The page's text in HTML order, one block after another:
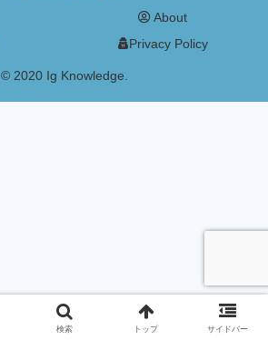
About
Privacy Policy
© 2020 Ig Knowledge.
検索 トップ サイドバー